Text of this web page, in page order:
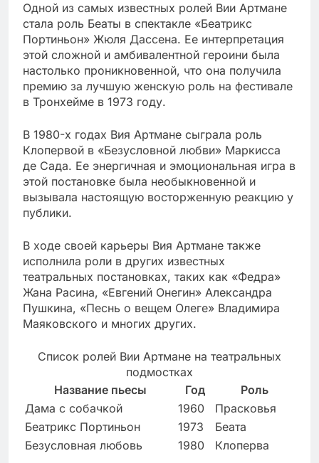
Одной из самых известных ролей Вии Артмане
стала роль Беаты в спектакле «Беатрикс
Портиньон» Жюля Дассена. Ее интерпретация
этой сложной и амбивалентной героини была
настолько проникновенной, что она получила
премию за лучшую женскую роль на фестивале
в Тронхейме в 1973 году.
В 1980-х годах Вия Артмане сыграла роль
Клопервой в «Безусловной любви» Маркисса
де Сада. Ее энергичная и эмоциональная игра в
этой постановке была необыкновенной и
вызывала настоящую восторженную реакцию у
публики.
В ходе своей карьеры Вия Артмане также
исполнила роли в других известных
театральных постановках, таких как «Федра»
Жана Расина, «Евгений Онегин» Александра
Пушкина, «Песнь о вещем Олеге» Владимира
Маяковского и многих других.
Список ролей Вии Артмане на театральных
подмостках
Название пьесы
Год
Роль
Дама с собачкой
1960
Прасковья
Беатрикс Портиньон
1973
Беата
Безусловная любовь
1980 Клоперва